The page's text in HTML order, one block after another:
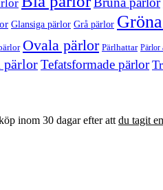
Glansiga pärlor Grå pärlor
Ovala pärlor Pärlhattar Pärlor
pärlorTefatsformade pärlor
inom 30 dagar efter att du tagit